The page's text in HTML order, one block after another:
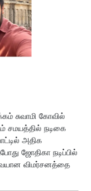
சுவாமி கோவில்
சமயத்தில் நடிகை
அதிக
ஜோதிகா நடிப்பில்
விமர்சனத்தை